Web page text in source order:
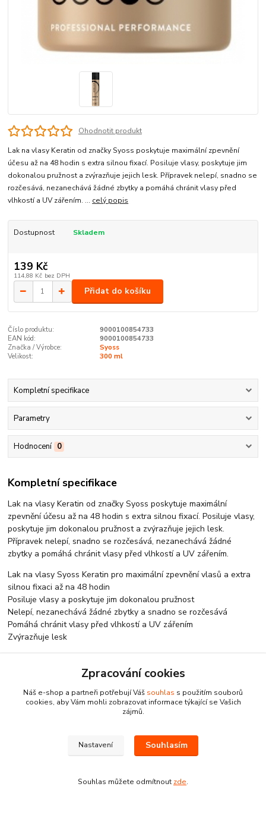
Ohodnotit produkt
Lak na vlasy Keratin od značky Syoss poskytuje maximální zpevnění
účesu až na 48 hodin s extra silnou fixací. Posiluje vlasy, poskytuje jim
dokonalou pružnost a zvýrazňuje jejich lesk. Přípravek nelepí, snadno se
rozčesává, nezanechává žádné zbytky a pomáhá chránit vlasy před
vlhkostí a UV zářením. ... celý popis
Dostupnost Skladem
139 Kč
114,88 Kč bez DPH
Přidat do košíku
Číslo produktu:
9000100854733
EAN kód:
9000100854733
Značka / Výrobce:
Syoss
Velikost:
300 ml
Kompletní specifikace
Parametry
Hodnocení 0
Kompletní specifikace
Lak na vlasy Keratin od značky Syoss poskytuje maximální
zpevnění účesu až na 48 hodin s extra silnou fixací. Posiluje vlasy,
poskytuje jim dokonalou pružnost a zvýrazňuje jejich lesk.
Přípravek nelepí, snadno se rozčesává, nezanechává žádné
zbytky a pomáhá chránit vlasy před vlhkostí a UV zářením.
Lak na vlasy Syoss Keratin pro maximální zpevnění vlasů a extra
silnou fixaci až na 48 hodin
Posiluje vlasy a poskytuje jim dokonalou pružnost
Nelepí, nezanechává žádné zbytky a snadno se rozčesává
Pomáhá chránit vlasy před vlhkostí a UV zářením
Zvýrazňuje lesk
Nanášejte na suché vlasy po menších dávkách. Pokud se ventil
ucpe, opláchněte jej teplou vodou.
Pro dokončení účesu nastříkejte ze vzdálenosti 30 cm.
Pro úpravu jednotlivých pramenů lak nanášejte směrem od
Zpracování cookies
Náš e-shop a partneři potřebují Váš souhlas s použitím souborů
cookies, aby Vám mohli zobrazovat informace týkající se Vašich
zájmů.
Nastavení Souhlasím
Souhlas můžete odmítnout zde.